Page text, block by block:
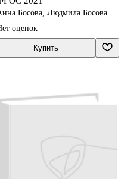
Босова, Людмила Босова
оценок
Купить